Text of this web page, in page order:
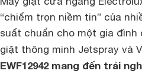
“chiếm trọn niềm tin” của
suất chuẩn cho một gia
giặt thông minh Jetspray và
EWF12942 mang đến trải